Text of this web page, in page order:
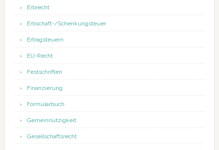
Erbrecht
Erbschaft-/Schenkungsteuer
Ertragsteuern
EU-Recht
Festschriften
Finanzierung
Formularbuch
Gemeinnützigkeit
Gesellschaftsrecht